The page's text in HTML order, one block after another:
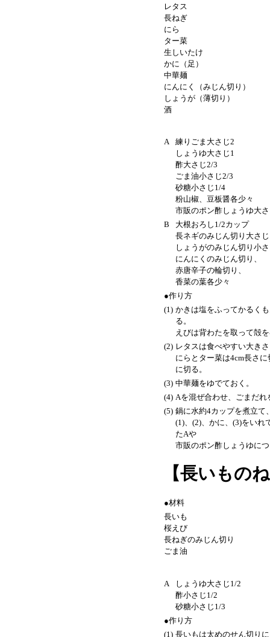
レタス
長ねぎ
にら
ター菜
生しいたけ
かに（足）
中華麺
にんにく（みじん切り）
しょうが（薄切り）
酒
A
練りごま大さじ2
しょうゆ大さじ1
酢大さじ2/3
ごま油小さじ2/3
砂糖小さじ1/4
粉山椒、豆板醤各少々
市販のポン酢しょうゆ大
B
大根おろし1/2カップ
長ネギのみじん切り大さ
しょうがのみじん切り小
にんにくのみじん切り、
赤唐辛子の輪切り、
香菜の葉各少々
●作り方
(1) かきは塩をふってかるく
る。
えびは背わたを取って殻
(2) レタスは食べやすい大き
にらとター菜は4cm長さ
に切る。
(3) 中華麺をゆでておく。
(4) Aを混ぜ合わせ、ごまだれ
(5) 鍋に水約4カップを煮立て
(1)、(2)、かに、(3)をいれ
たAや
市販のポン酢しょうゆに
【長いもの
●材料
長いも
桜えび
長ねぎのみじん切り
ごま油
A
しょうゆ大さじ1/2
酢小さじ1/2
砂糖小さじ1/3
●作り方
(1) 長いもは太めのせん切り